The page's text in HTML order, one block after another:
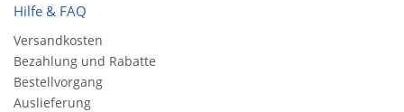
Hilfe & FAQ
Versandkosten
Bezahlung und Rabatte
Bestellvorgang
Auslieferung